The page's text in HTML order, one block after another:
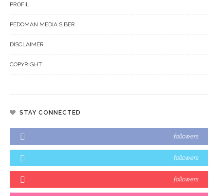
PROFIL
PEDOMAN MEDIA SIBER
DISCLAIMER
COPYRIGHT
STAY CONNECTED
followers
followers
followers